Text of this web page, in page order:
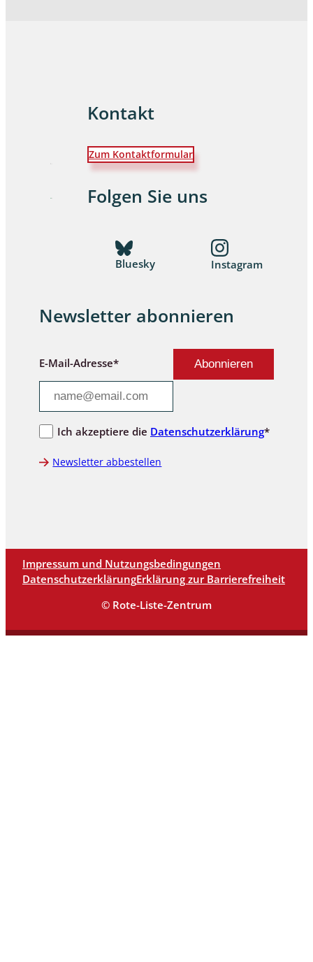
Kontakt
Zum Kontaktformular
Folgen Sie uns
Bluesky Instagram
Newsletter abonnieren
E-Mail-Adresse*
Ich akzeptiere die Datenschutzerklärung*
Newsletter abbestellen
Impressum und Nutzungsbedingungen
DatenschutzerklärungErklärung zur Barrierefreiheit
© Rote-Liste-Zentrum